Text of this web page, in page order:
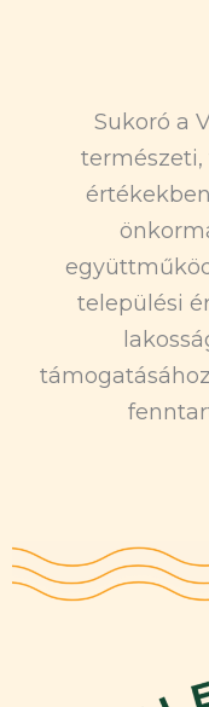
Sukoró a
természeti,
települési